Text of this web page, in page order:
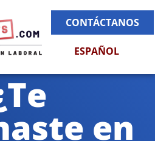
CONTÁCTANOS
ESPAÑOL
en